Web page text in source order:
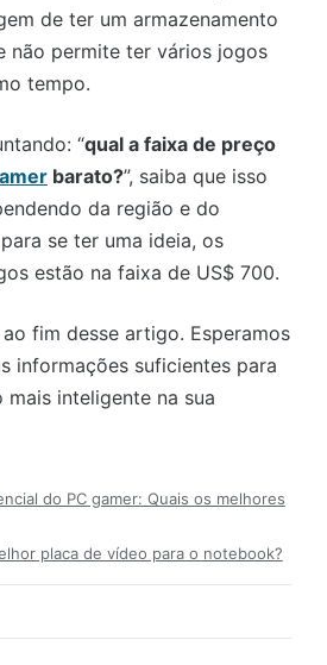
de ter um armazenamento
não permite ter vários jogos
tempo.
“qual a faixa de preço
barato?”, saiba que isso
da região e do
se ter uma ideia, os
estão na faixa de US$ 700.
fim desse artigo. Esperamos
informações suficientes para
inteligente na sua
do PC gamer: Quais os melhores
placa de vídeo para o notebook?